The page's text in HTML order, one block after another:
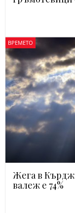
ВРЕМЕТО
Жега в
валеж е 74%